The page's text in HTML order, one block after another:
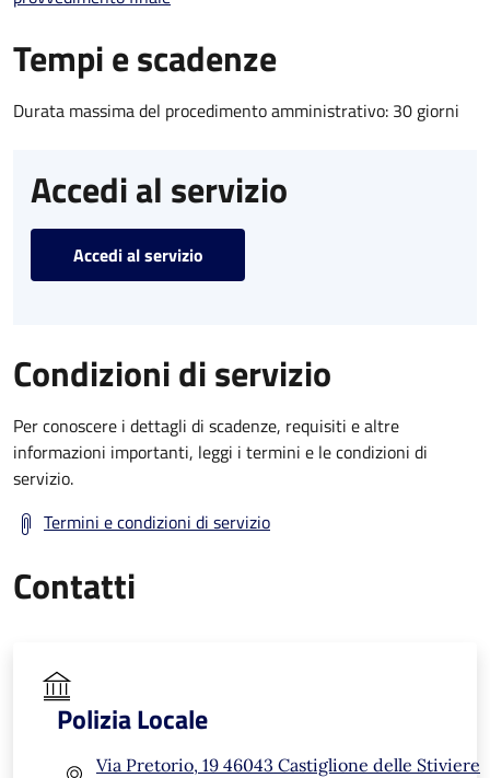
Tempi e scadenze
Durata massima del procedimento amministrativo: 30 giorni
Accedi al servizio
Accedi al servizio
Condizioni di servizio
Per conoscere i dettagli di scadenze, requisiti e altre
informazioni importanti, leggi i termini e le condizioni di
servizio.
Termini e condizioni di servizio
Contatti
Polizia Locale
Via Pretorio, 19 46043 Castiglione delle Stiviere